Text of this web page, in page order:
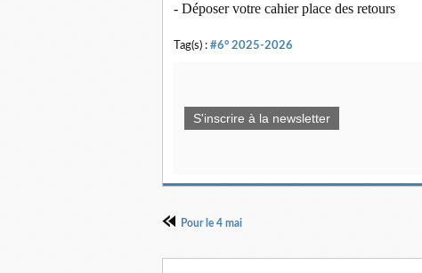
- Déposer votre cahier place des retours
Tag(s) : #6° 2025-2026
S'inscrire à la newsletter
Pour le 4 mai